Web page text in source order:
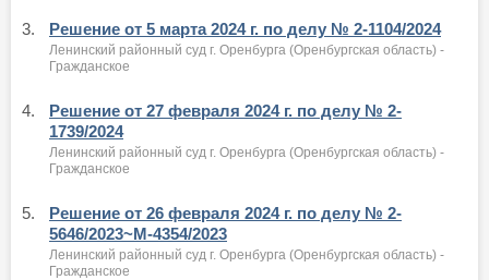
3. Решение от 5 марта 2024 г. по делу № 2-1104/2024
Ленинский районный суд г. Оренбурга (Оренбургская область) -
Гражданское
4.
Решение от 27 февраля 2024 г. по делу № 2-
1739/2024
Ленинский районный суд г. Оренбурга (Оренбургская область) -
Гражданское
5.
Решение от 26 февраля 2024 г. по делу № 2-
5646/2023~М-4354/2023
Ленинский районный суд г. Оренбурга (Оренбургская область) -
Гражданское